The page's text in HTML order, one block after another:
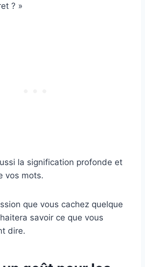
? »
la signification profonde et
vos mots.
que vous cachez quelque
savoir ce que vous
dire.